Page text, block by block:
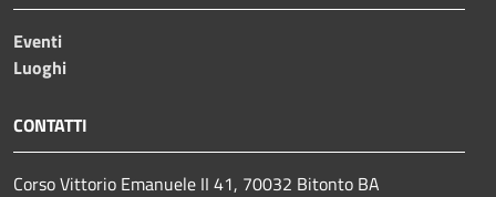
Eventi
Luoghi
CONTATTI
Corso Vittorio Emanuele II 41, 70032 Bitonto BA